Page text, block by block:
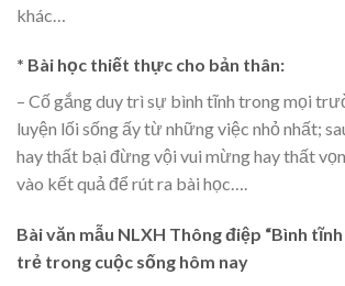
khác…
* Bài học thiết thực cho bản thân:
– Cố gắng duy trì sự bình tĩnh trong mọi
luyện lối sống ấy từ những việc nhỏ nhất;
hay thất bại đừng vội vui mừng hay thất
vào kết quả để rút ra bài học….
Bài văn mẫu NLXH Thông điệp “Bình
trẻ trong cuộc sống hôm nay